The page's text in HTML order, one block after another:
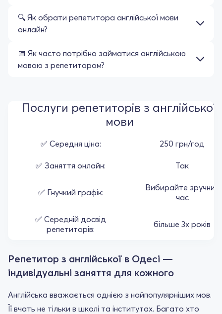
🔍 Як обрати репетитора англійської мови
онлайн?
📅 Як часто потрібно займатися англійською
мовою з репетитором?
Послуги репетиторів з англійської
мови
✅ Середня ціна: 250 грн/год
✅ Заняття онлайн: Так
✅ Гнучкий графік:
Вибирайте зручний
час
✅ Середній досвід
репетиторів:
більше 3х років
Репетитор з англійської в Одесі —
індивідуальні заняття для кожного
Англійська вважається однією з найпопулярніших мов.
Її вчать не тільки в школі та інститутах. Багато хто